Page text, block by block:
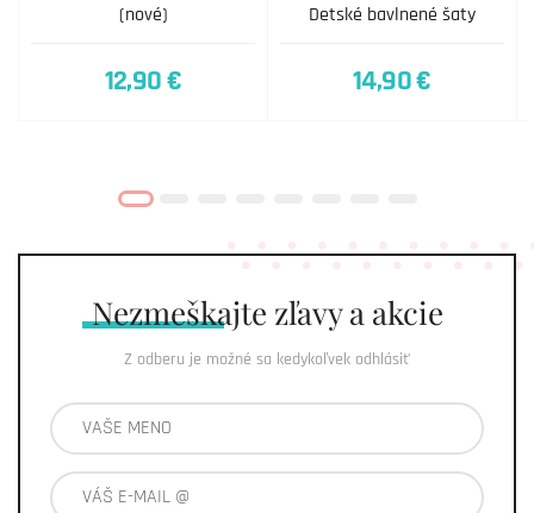
(nové)
12,90 €
Detské bavlnené šaty
14,90 €
Nezmeškajte zľavy a akcie
Z odberu je možné sa kedykoľvek odhlásiť